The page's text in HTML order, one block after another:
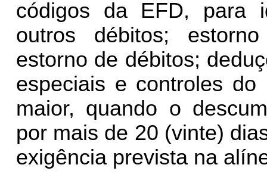
códigos da EFD, para
outros débitos;
estorno de débitos;
especiais e controles
maior, quando o
por mais de 20 (vinte)
exigência prevista na